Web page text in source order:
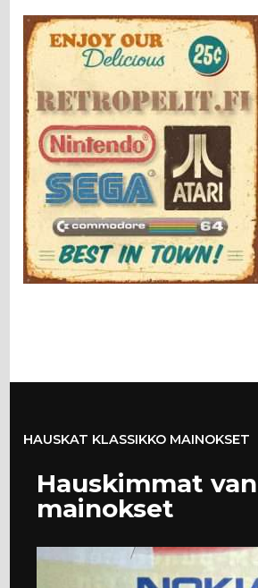
HAUSKAT KLASSIKKO MAINOKSET
Hauskimmat
mainokset